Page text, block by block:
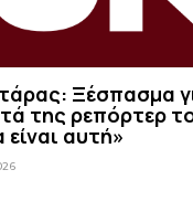
Ξέσπασμα
της ρεπόρτερ
είναι αυτή»